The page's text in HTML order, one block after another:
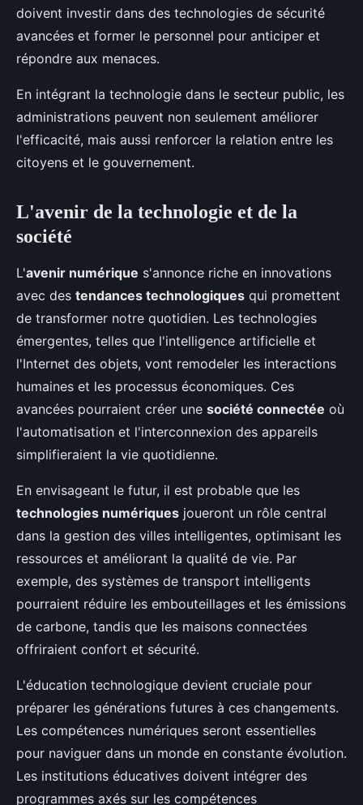
doivent investir dans des technologies de sécurité
avancées et former le personnel pour anticiper et
répondre aux menaces.
En intégrant la technologie dans le secteur public, les
administrations peuvent non seulement améliorer
l'efficacité, mais aussi renforcer la relation entre les
citoyens et le gouvernement.
L'avenir de la technologie et de la
société
L'avenir numérique s'annonce riche en innovations
avec des tendances technologiques qui promettent
de transformer notre quotidien. Les technologies
émergentes, telles que l'intelligence artificielle et
l'Internet des objets, vont remodeler les interactions
humaines et les processus économiques. Ces
avancées pourraient créer une société connectée où
l'automatisation et l'interconnexion des appareils
simplifieraient la vie quotidienne.
En envisageant le futur, il est probable que les
technologies numériques joueront un rôle central
dans la gestion des villes intelligentes, optimisant les
ressources et améliorant la qualité de vie. Par
exemple, des systèmes de transport intelligents
pourraient réduire les embouteillages et les émissions
de carbone, tandis que les maisons connectées
offriraient confort et sécurité.
L'éducation technologique devient cruciale pour
préparer les générations futures à ces changements.
Les compétences numériques seront essentielles
pour naviguer dans un monde en constante évolution.
Les institutions éducatives doivent intégrer des
programmes axés sur les compétences